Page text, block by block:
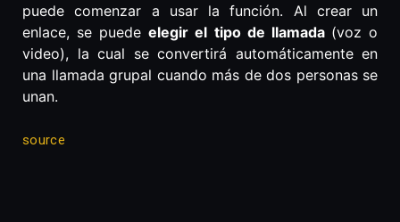
puede comenzar a usar la función. Al crear un
enlace, se puedeelegir el tipo de llamada (voz o
video), la cual se convertirá automáticamente en
una llamada grupal cuando más de dos personas se
unan.
source